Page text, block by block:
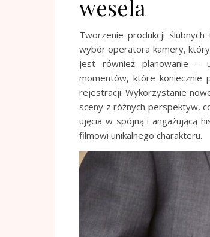
wesela
Tworzenie produkcji
wybór operatora kamery,
jest również planowanie –
momentów, które koniecznie
rejestracji. Wykorzystanie
sceny z różnych perspektyw,
ujęcia w spójną i angażującą
filmowi unikalnego charakteru.